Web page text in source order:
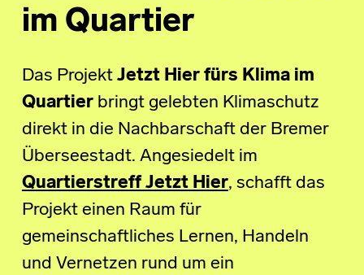
im Quartier
Das Projekt Jetzt Hier fürs Klima im
Quartier bringt gelebten Klimaschutz
direkt in die Nachbarschaft der Bremer
Überseestadt. Angesiedelt im
Quartierstreff Jetzt Hier, schafft das
Projekt einen Raum für
gemeinschaftliches Lernen, Handeln
und Vernetzen rund um ein